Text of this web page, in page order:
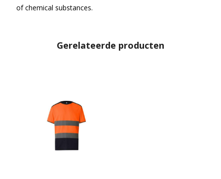
of chemical substances.
Gerelateerde producten